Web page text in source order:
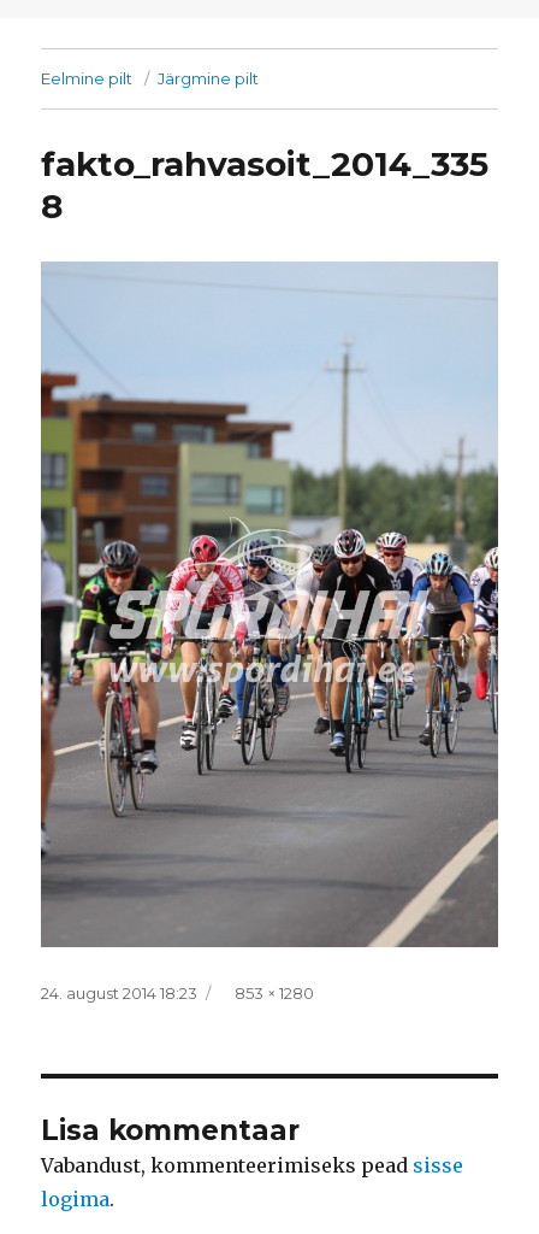
Eelmine pilt Järgmine pilt
fakto_rahvasoit_2014_335
8
Postitatud
24. august 2014 18:23 Täissuurus
853 × 1280
Lisa kommentaar
Vabandust, kommenteerimiseks pead sisse
logima.